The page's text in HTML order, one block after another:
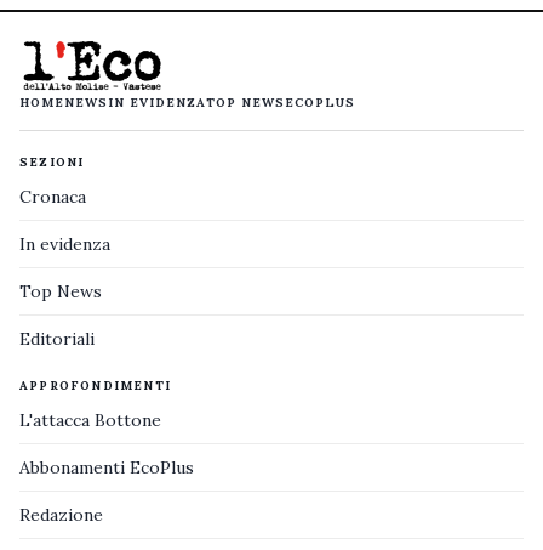
HOMENEWS IN EVIDENZATOP NEWS ECOPLUS
SEZIONI
Cronaca
In evidenza
Top News
Editoriali
APPROFONDIMENTI
L'attacca Bottone
Abbonamenti EcoPlus
Redazione